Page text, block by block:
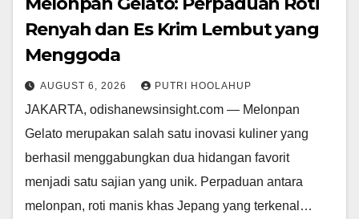
Renyah dan Es Krim Lembut yang
Menggoda
AUGUST 6, 2026 PUTRI HOOLAHUP
JAKARTA, odishanewsinsight.com — Melonpan
Gelato merupakan salah satu inovasi kuliner yang
berhasil menggabungkan dua hidangan favorit
menjadi satu sajian yang unik. Perpaduan antara
melonpan, roti manis khas Jepang yang terkenal…